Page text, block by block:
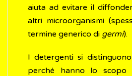
aiuta ad evitare il
altri microorganismi
termine generico di germi).
I detergenti si
perché hanno lo scopo